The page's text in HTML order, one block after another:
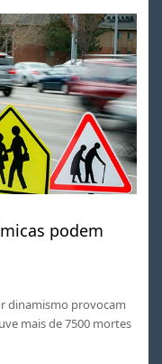
podem
dinamismo provocam
mais de 7500 mortes